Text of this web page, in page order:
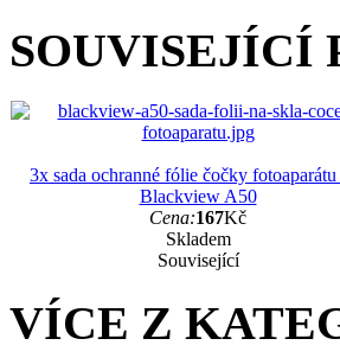
SOUVISEJÍCÍ
3x sada ochranné fólie čočky
Blackview A50
Cena:167Kč
Skladem
Související
VÍCE Z